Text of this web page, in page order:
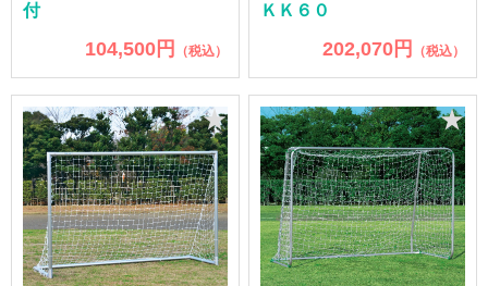
付
104,500円 （税込）
ＫＫ６０
202,070円 （税込）
★ ★